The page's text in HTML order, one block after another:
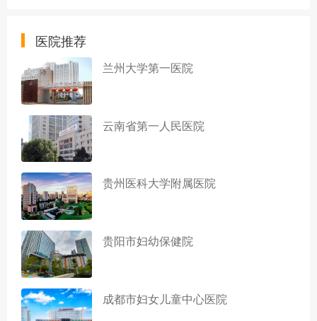
医院推荐
兰州大学第一医院
云南省第一人民医院
贵州医科大学附属医院
贵阳市妇幼保健院
成都市妇女儿童中心医院